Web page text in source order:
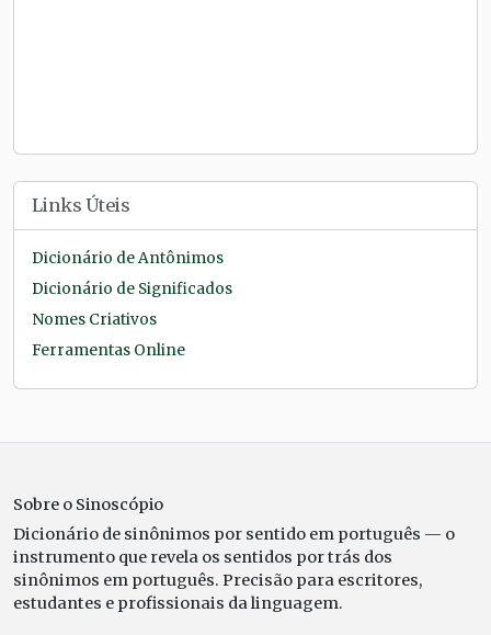
Links Úteis
Dicionário de Antônimos
Dicionário de Significados
Nomes Criativos
Ferramentas Online
Sobre o Sinoscópio
Dicionário de sinônimos por sentido em português — o
instrumento que revela os sentidos por trás dos
sinônimos em português. Precisão para escritores,
estudantes e profissionais da linguagem.